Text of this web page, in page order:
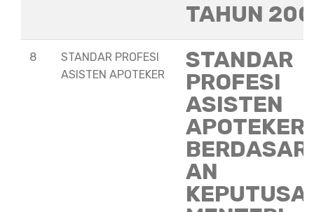
TAHUN
8
STANDAR PROFESI
ASISTEN APOTEKER
STANDAR
PROFESI
ASISTEN
APOTEKER
AN